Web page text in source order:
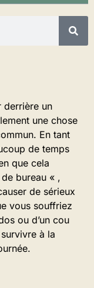
derrière un
une chose
En tant
de temps
que cela
bureau « ,
de sérieux
vous souffriez
ou d’un cou
à la